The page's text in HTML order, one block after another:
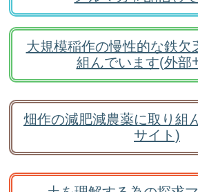
大規模稲作の慢性的な鉄欠
組んでいます(外部
畑作の減肥減農薬に取り組
サイト)